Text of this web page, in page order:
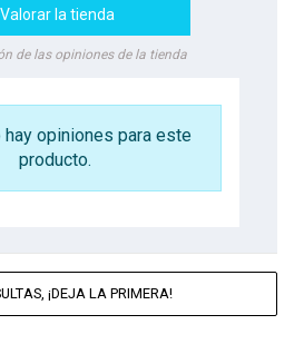
Valorar la tienda
de las opiniones de la tienda
hay opiniones para este
producto.
¡DEJA LA PRIMERA!